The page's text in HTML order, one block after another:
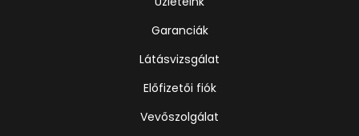
Garanciák
Látásvizsgálat
Előfizetői fiók
Vevőszolgálat